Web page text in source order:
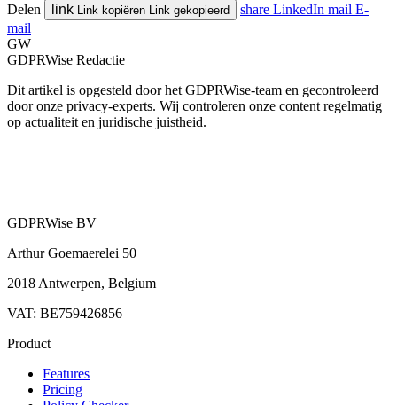
Delen link Link kopiëren Link gekopieerd share LinkedIn mail E-
mail
GW
GDPRWise Redactie
Dit artikel is opgesteld door het GDPRWise-team en gecontroleerd
door onze privacy-experts. Wij controleren onze content regelmatig
op actualiteit en juridische juistheid.
GDPRWise BV
Arthur Goemaerelei 50
2018 Antwerpen, Belgium
VAT: BE759426856
Product
Features
Pricing